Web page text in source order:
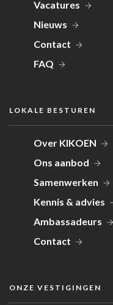
Vacatures
Nieuws
Contact
FAQ
LOKALE BESTUREN
Over KIKOEN
Ons aanbod
Samenwerken
Kennis & advies
Ambassadeurs
Contact
ONZE VESTIGINGEN